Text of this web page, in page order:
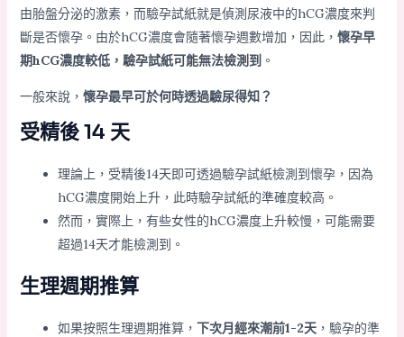
由胎盤分泌的激素，而驗孕試紙就是偵測尿液中的hCG濃度來判
斷是否懷孕。由於hCG濃度會隨著懷孕週數增加，因此， 懷孕早
期hCG濃度較低，驗孕試紙可能無法檢測到 。
一般來說， 懷孕最早可於何時透過驗尿得知？
受精後 14 天
理論上，受精後14天即可透過驗孕試紙檢測到懷孕，因為
hCG濃度開始上升，此時驗孕試紙的準確度較高。
然而，實際上，有些女性的hCG濃度上升較慢，可能需要
超過14天才能檢測到。
生理週期推算
如果按照生理週期推算， 下次月經來潮前1-2天，驗孕的準